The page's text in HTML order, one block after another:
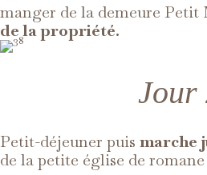
manger de la demeure Petit
de la propriété.
Jour
Petit-déjeuner puis marche
de la petite église de